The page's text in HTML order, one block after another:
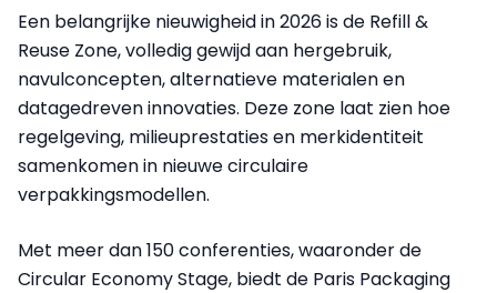
Een belangrijke nieuwigheid in 2026 is de Refill &
Reuse Zone, volledig gewijd aan hergebruik,
navulconcepten, alternatieve materialen en
datagedreven innovaties. Deze zone laat zien hoe
regelgeving, milieuprestaties en merkidentiteit
samenkomen in nieuwe circulaire
verpakkingsmodellen.
Met meer dan 150 conferenties, waaronder de
Circular Economy Stage, biedt de Paris Packaging